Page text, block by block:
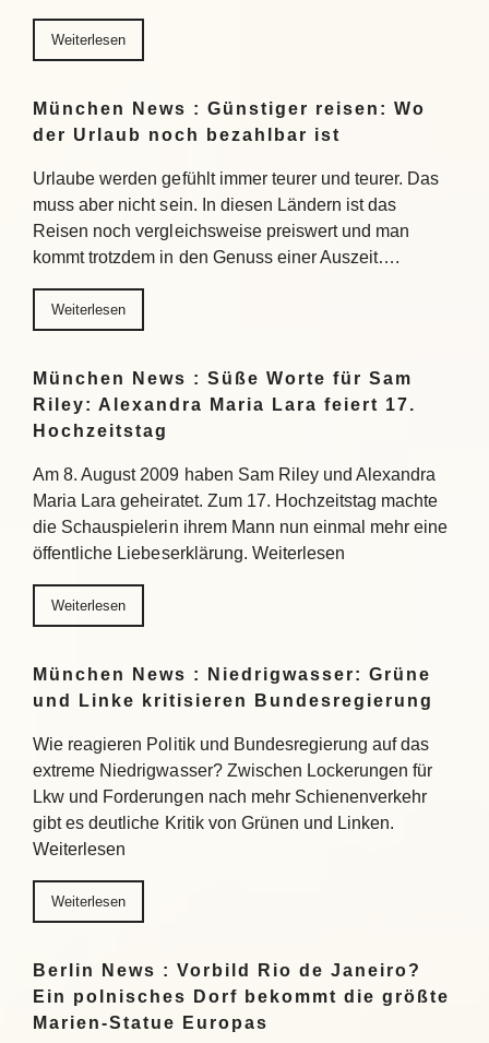
Weiterlesen
München News : Günstiger reisen: Wo
der Urlaub noch bezahlbar ist
Urlaube werden gefühlt immer teurer und teurer. Das
muss aber nicht sein. In diesen Ländern ist das
Reisen noch vergleichsweise preiswert und man
kommt trotzdem in den Genuss einer Auszeit….
Weiterlesen
München News : Süße Worte für Sam
Riley: Alexandra Maria Lara feiert 17.
Hochzeitstag
Am 8. August 2009 haben Sam Riley und Alexandra
Maria Lara geheiratet. Zum 17. Hochzeitstag machte
die Schauspielerin ihrem Mann nun einmal mehr eine
öffentliche Liebeserklärung. Weiterlesen
Weiterlesen
München News : Niedrigwasser: Grüne
und Linke kritisieren Bundesregierung
Wie reagieren Politik und Bundesregierung auf das
extreme Niedrigwasser? Zwischen Lockerungen für
Lkw und Forderungen nach mehr Schienenverkehr
gibt es deutliche Kritik von Grünen und Linken.
Weiterlesen
Weiterlesen
Berlin News : Vorbild Rio de Janeiro?
Ein polnisches Dorf bekommt die größte
Marien-Statue Europas